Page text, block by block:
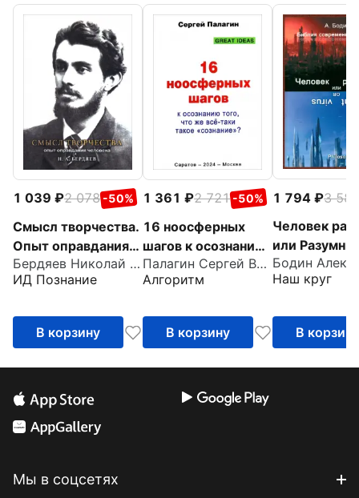
1 039 2 078 -50%
Смысл творчества.
Опыт оправдания
человека
Бердяев Николай Александрович
ИД Познание
В корзину
1 361 2 721 -50%
16 ноосферных
шагов к осознанию
того, что же всё-
таки такое
Первый
ноосферный
Палагин Сергей Викторович
Алгоритм
В корзину
1 794
3 587
Человек
или
вирус.
Бодин
Наш круг
В корзину
Мы в соцсетях